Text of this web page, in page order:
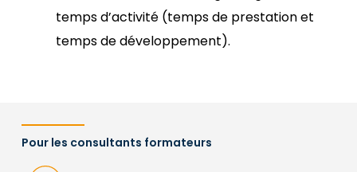
temps d’activité (temps de prestation et
temps de développement).
Pour les consultants formateurs